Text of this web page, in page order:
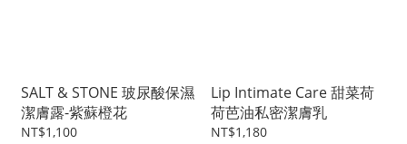
SALT & STONE 玻尿酸保濕
潔膚露-紫蘇橙花
NT$1,100
Lip Intimate Care 甜菜荷
荷芭油私密潔膚乳
NT$1,180